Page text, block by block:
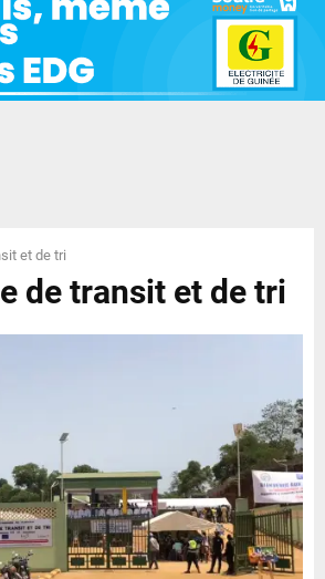
et de tri
de transit et de tri